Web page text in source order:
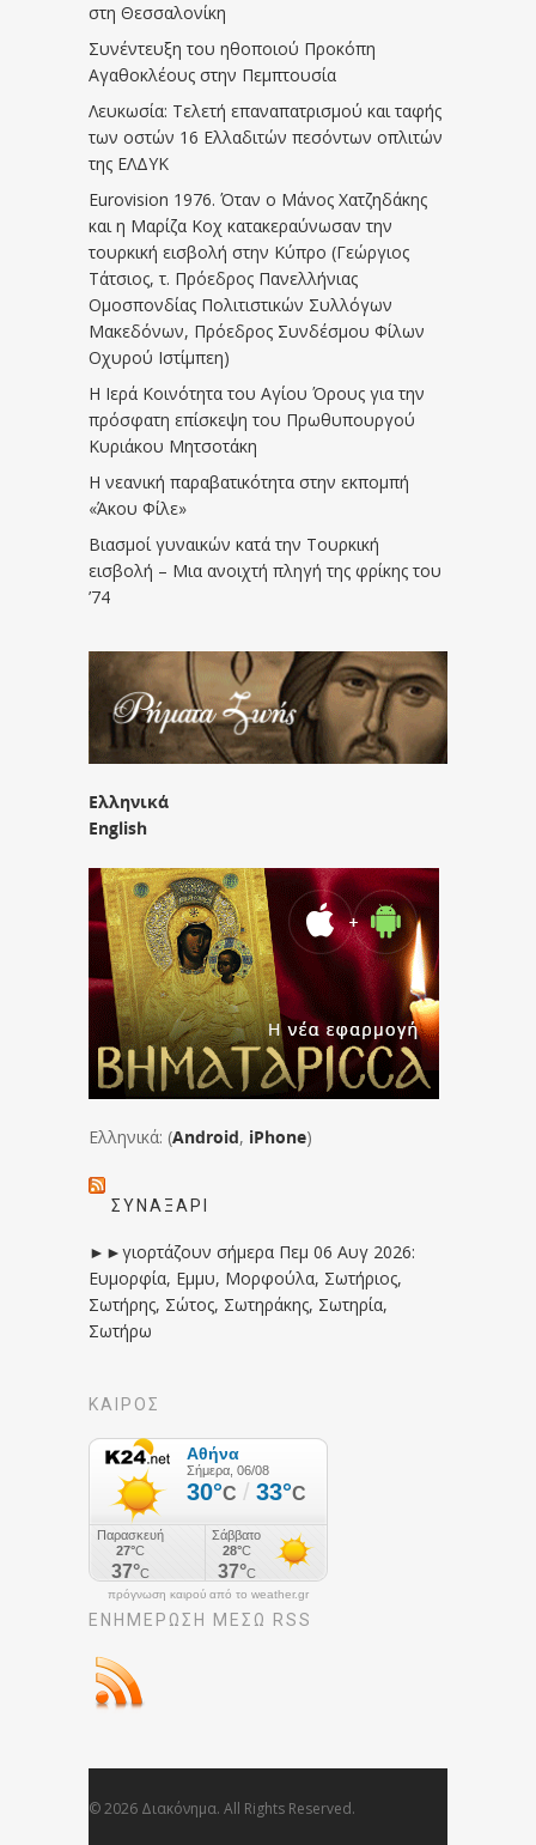
στη Θεσσαλονίκη
Συνέντευξη του ηθοποιού Προκόπη
Αγαθοκλέους στην Πεμπτουσία
Λευκωσία: Τελετή επαναπατρισμού και ταφής
των οστών 16 Ελλαδιτών πεσόντων οπλιτών
της ΕΛΔΥΚ
Eurovision 1976. Όταν ο Μάνος Χατζηδάκης
και η Μαρίζα Κοχ κατακεραύνωσαν την
τουρκική εισβολή στην Κύπρο (Γεώργιος
Τάτσιος, τ. Πρόεδρος Πανελλήνιας
Ομοσπονδίας Πολιτιστικών Συλλόγων
Μακεδόνων, Πρόεδρος Συνδέσμου Φίλων
Οχυρού Ιστίμπεη)
Η Ιερά Κοινότητα του Αγίου Όρους για την
πρόσφατη επίσκεψη του Πρωθυπουργού
Κυριάκου Μητσοτάκη
Η νεανική παραβατικότητα στην εκπομπή
«Άκου Φίλε»
Βιασμοί γυναικών κατά την Τουρκική
εισβολή – Μια ανοιχτή πληγή της φρίκης του
’74
Ελληνικά
English
Ελληνικά: (Android, iPhone)
ΣΥΝΑΞΆΡΙ
►►γιορτάζουν σήμερα Πεμ 06 Αυγ 2026:
Ευμορφία, Εμμυ, Μορφούλα, Σωτήριος,
Σωτήρης, Σώτος, Σωτηράκης, Σωτηρία,
Σωτήρω
ΚΑΙΡΟΣ
πρόγνωση καιρού από το weather.gr
ΕΝΗΜΈΡΩΣΉ ΜΕΣΩ RSS
© 2026 Διακόνημα. All Rights Reserved.